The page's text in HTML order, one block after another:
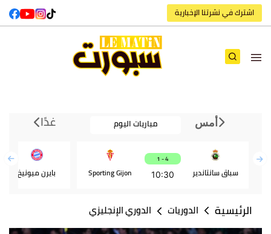
اشترك في نشرتنا الإخبارية
أمس مباريات اليوم غدًا
سباق سانتاندير
4 - 1
10:30
Sporting Gijon بايرن ميونيخ
الرئيسية الدوريات الدوري الإنجليزي